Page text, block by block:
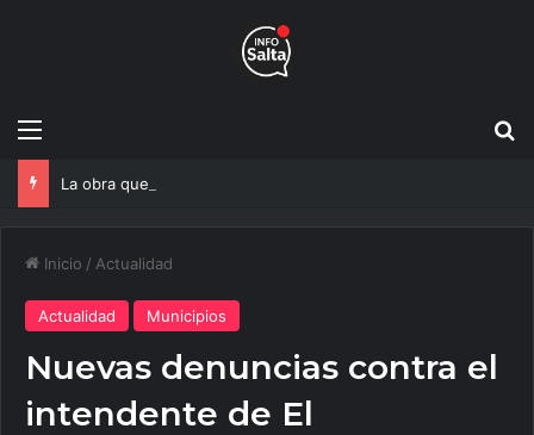
Menú
Inicio / Actualidad
Actualidad Municipios
Nuevas denuncias contra el
intendente de El